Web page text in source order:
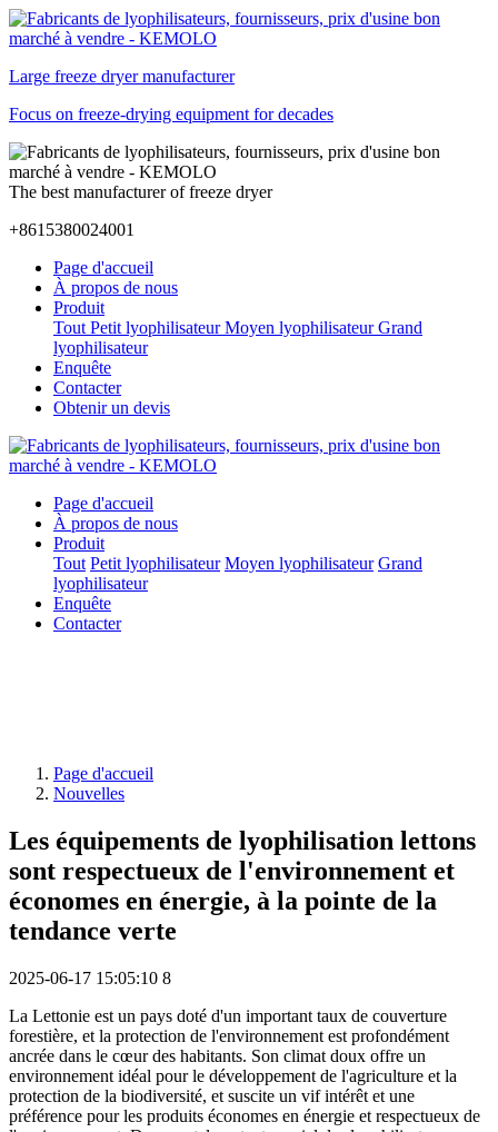
Large freeze dryer manufacturer
Focus on freeze-drying equipment for decades
The best manufacturer of freeze dryer
+8615380024001
Page d'accueil
À propos de nous
Produit
Tout Petit lyophilisateur Moyen lyophilisateur Grand
lyophilisateur
Enquête
Contacter
Obtenir un devis
Page d'accueil
À propos de nous
Produit
Tout Petit lyophilisateur Moyen lyophilisateur Grand
lyophilisateur
Enquête
Contacter
Page d'accueil
Nouvelles
Les équipements de lyophilisation lettons
sont respectueux de l'environnement et
économes en énergie, à la pointe de la
tendance verte
2025-06-17 15:05:10 8
La Lettonie est un pays doté d'un important taux de couverture
forestière, et la protection de l'environnement est profondément
ancrée dans le cœur des habitants. Son climat doux offre un
environnement idéal pour le développement de l'agriculture et la
protection de la biodiversité, et suscite un vif intérêt et une
préférence pour les produits économes en énergie et respectueux de